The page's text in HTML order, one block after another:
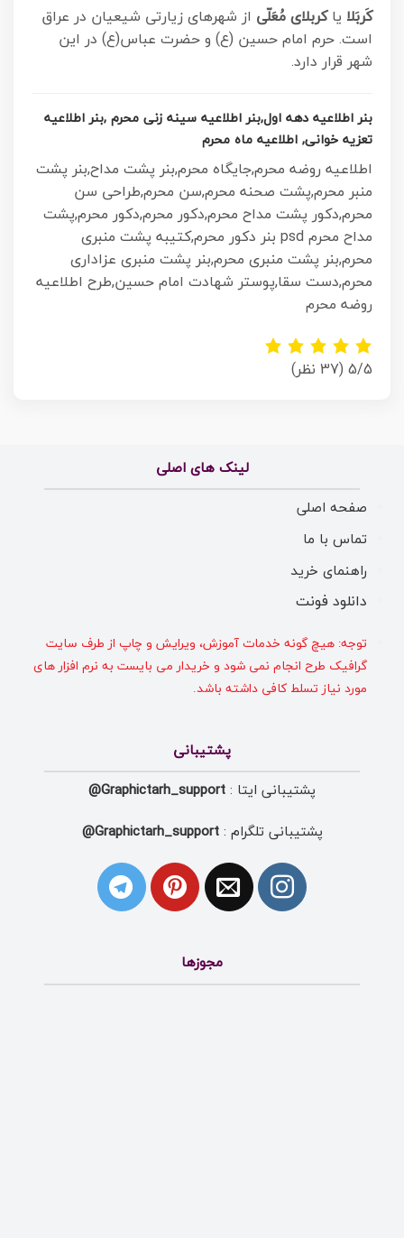
کَربَلا یاکربلای مُعَلّی از شهرهای زیارتی شیعیان در عراق
است. حرم امام حسین (ع) و حضرت عباس(ع) در این
شهر قرار دارد.
بنر اطلاعیه دهه اول,بنر اطلاعیه سینه زنی محرم ,بنر اطلاعیه
تعزیه خوانی, اطلاعیه ماه محرم
اطلاعیه روضه محرم,جایگاه محرم,بنر پشت مداح,بنر پشت
منبر محرم,پشت صحنه محرم,سن محرم,طراحی سن
محرم,دکور پشت مداح محرم,دکور محرم,دکور محرم,پشت
مداح محرم psd بنر دکور محرم,کتیبه پشت منبری
محرم,بنر پشت منبری محرم,بنر پشت منبری عزاداری
محرم,دست سقا,پوستر شهادت امام حسین,طرح اطلاعیه
روضه محرم
5/5 (37 نظر)
لینک های اصلی
صفحه اصلی
تماس با ما
راهنمای خرید
دانلود فونت
توجه: هیچ گونه خدمات آموزش، ویرایش و چاپ از طرف سایت
گرافیک طرح انجام نمی شود و خریدار می بایست به نرم افزار های
مورد نیاز تسلط کافی داشته باشد.
پشتیبانی
پشتیبانی ایتا : Graphictarh_support@
پشتیبانی تلگرام :Graphictarh_support@
مجوزها